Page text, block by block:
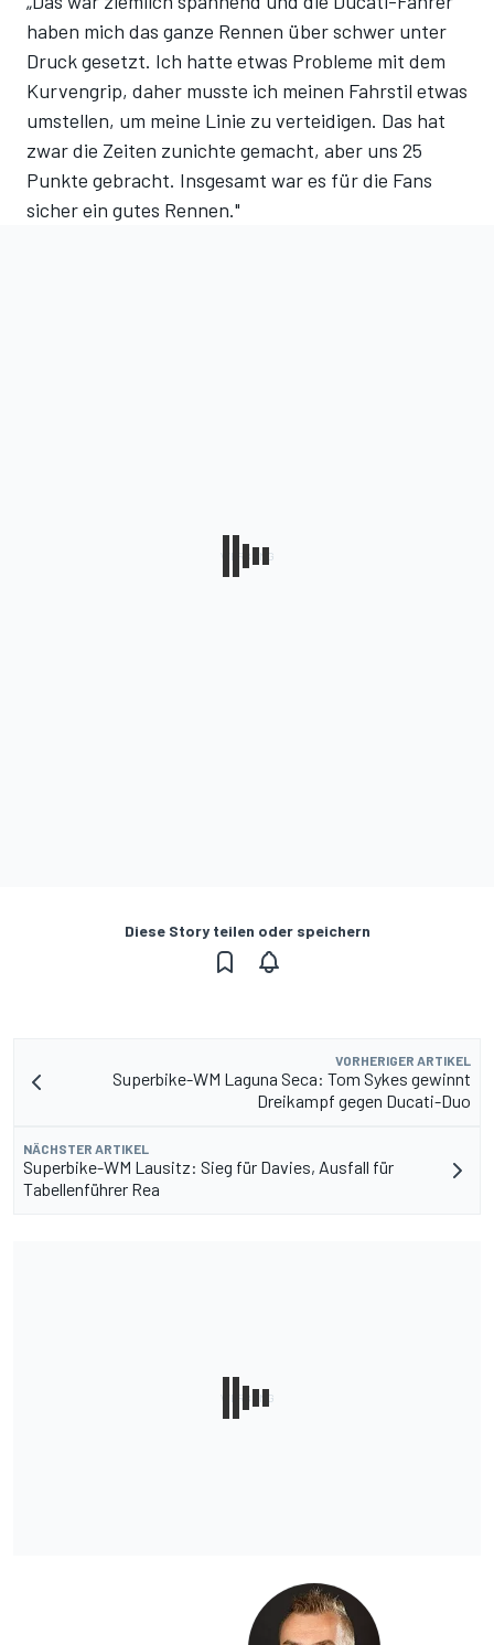
haben mich das ganze Rennen über schwer unter
Druck gesetzt. Ich hatte etwas Probleme mit dem
Kurvengrip, daher musste ich meinen Fahrstil etwas
umstellen, um meine Linie zu verteidigen. Das hat
zwar die Zeiten zunichte gemacht, aber uns 25
Punkte gebracht. Insgesamt war es für die Fans
sicher ein gutes Rennen."
Diese Story teilen oder speichern
VORHERIGER ARTIKEL
Superbike-WM Laguna Seca: Tom Sykes gewinnt
Dreikampf gegen Ducati-Duo
NÄCHSTER ARTIKEL
Superbike-WM Lausitz: Sieg für Davies, Ausfall für
Tabellenführer Rea